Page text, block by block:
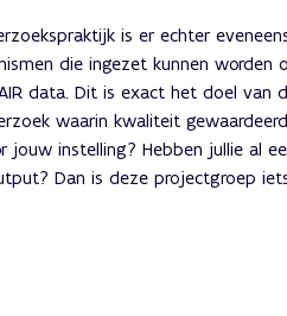
is er echter
die ingezet kunnen worden
data. Dit is exact het doel van
waarin kwaliteit
jouw instelling? Hebben jullie al
Dan is deze projectgroep